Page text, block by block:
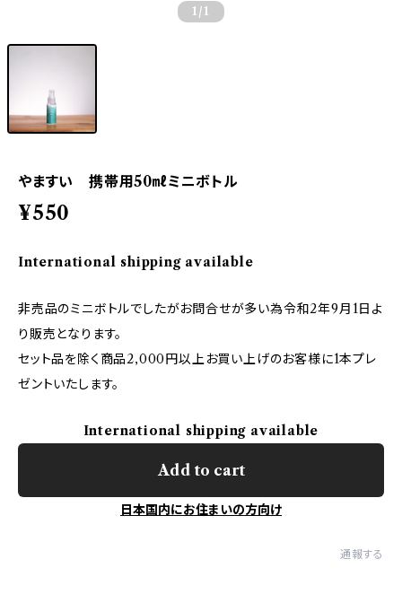
1 /1
やますい 携帯用50㎖ミニボトル
¥550
International shipping available
非売品のミニボトルでしたがお問合せが多い為令和2年9月1日よ
り販売となります。
セット品を除く商品2,000円以上お買い上げのお客様に1本プレ
ゼントいたします。
International shipping available
Add to cart
日本国内にお住まいの方向け
通報する